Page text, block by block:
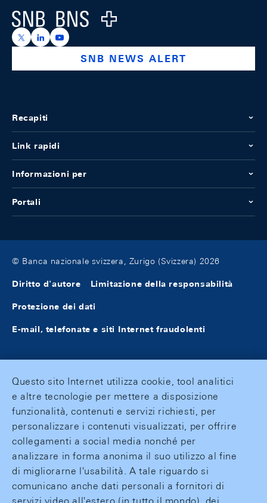
Logo
https://x.com/snb_bns
https://ch.linkedin.com/company/swiss-national-
https://www.youtube.com/@swissnationalbank
SNB NEWS ALERT
Recapiti
Link rapidi
Informazioni per
Portali
© Banca nazionale svizzera, Zurigo (Svizzera) 2026
Diritto d'autore Limitazione della responsabilità
Protezione dei dati
E-mail, telefonate e siti Internet fraudolenti
Questo sito Internet utilizza cookie, tool analitici
e altre tecnologie per mettere a disposizione
funzionalità, contenuti e servizi richiesti, per
personalizzare i contenuti visualizzati, per offrire
collegamenti a social media nonché per
analizzare in forma anonima il suo utilizzo al fine
di migliorarne l'usabilità. A tale riguardo si
comunicano anche dati personali a fornitori di